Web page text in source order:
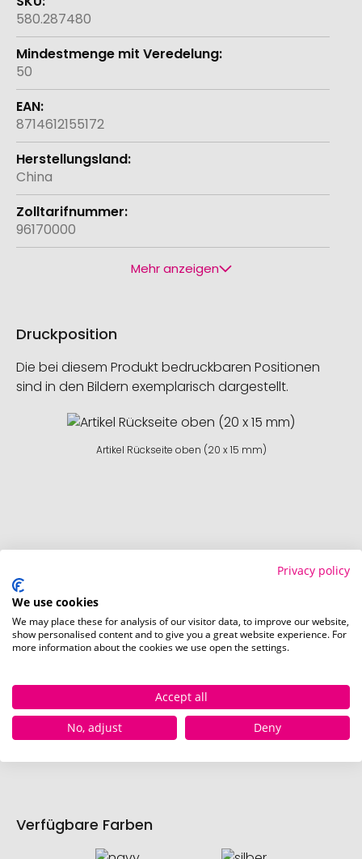
580.287480
50
8714612155172
China
96170000
Mehr anzeigen
Druckposition
Die bei diesem Produkt bedruckbaren Positionen
sind in den Bildern exemplarisch dargestellt.
Artikel Rückseite oben (20 x 15 mm)
Verfügbare Farben
Privacy policy
We use cookies
We may place these for analysis of our visitor data, to improve our website,
show personalised content and to give you a great website experience. For
more information about the cookies we use open the settings.
Accept all
No, adjust
Deny